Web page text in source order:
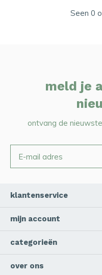
Seen 0
meld je
ontvang de
klantenservice
mijn account
categorieën
over ons